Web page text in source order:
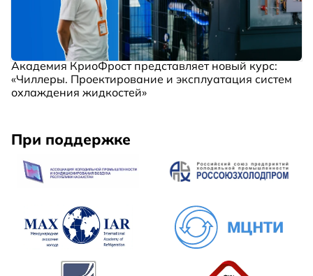
Академия КриоФрост представляет новый курс:
«Чиллеры. Проектирование и эксплуатация систем
охлаждения жидкостей»
При поддержке